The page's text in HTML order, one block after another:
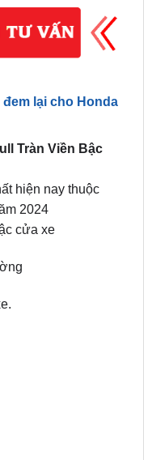
lại cho Honda
Tràn Viền Bậc
hiện nay thuộc
2024
cửa xe